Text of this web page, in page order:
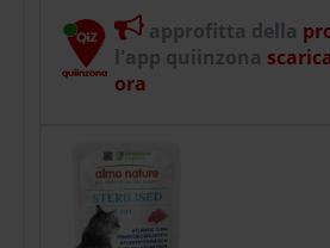
approfitta della
l'app quiinzona
ora